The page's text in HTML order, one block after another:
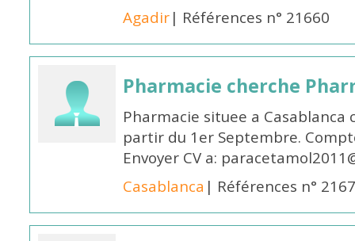
Agadir| Références n° 21660
Pharmacie cherche
Pharmacie situee a
partir du 1er Septembre.
Envoyer CV a:
Casablanca | Références n°